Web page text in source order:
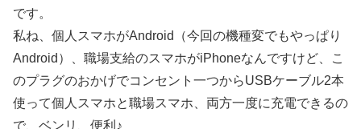
です。
私ね、個人スマホがAndroid（今回の機種変でもやっぱり
Android）、職場支給のスマホがiPhoneなんですけど、こ
のプラグのおかげでコンセント一つからUSBケーブル2本
使って個人スマホと職場スマホ、両方一度に充電できるの
で、ベンリ、便利♪